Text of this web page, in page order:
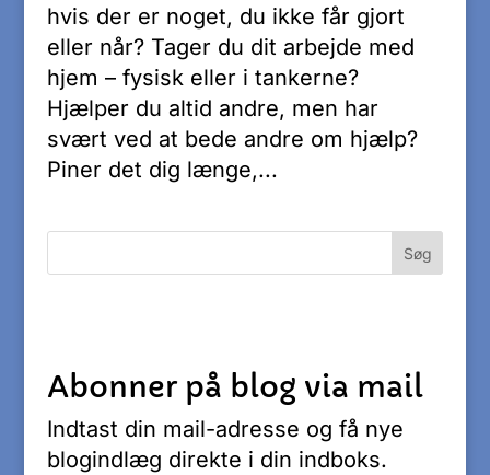
hvis der er noget, du ikke får gjort
eller når? Tager du dit arbejde med
hjem – fysisk eller i tankerne?
Hjælper du altid andre, men har
svært ved at bede andre om hjælp?
Piner det dig længe,...
Abonner på blog via mail
Indtast din mail-adresse og få nye
blogindlæg direkte i din indboks.